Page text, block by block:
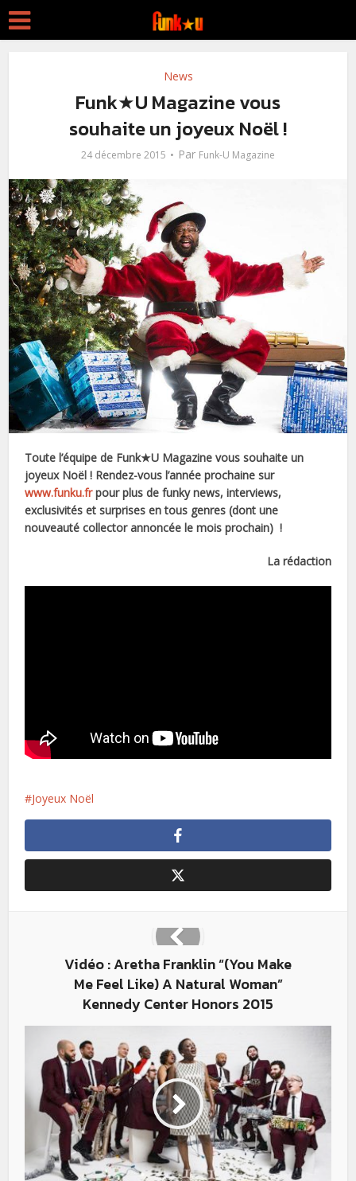
News
Funk★U Magazine vous
souhaite un joyeux Noël !
24 décembre 2015 Par Funk-U Magazine
Toute l’équipe de Funk★U Magazine vous souhaite un
joyeux Noël ! Rendez-vous l’année prochainesur
www.funku.frpour plus de funky news, interviews,
exclusivités et surprises en tous genres (dont une
nouveauté collector annoncée le mois prochain) !
La rédaction
Joyeux Noël
Vidéo : Aretha Franklin “(You Make
Me Feel Like) A Natural Woman”
Kennedy Center Honors 2015